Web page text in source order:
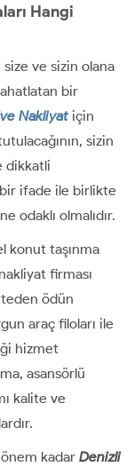
Hangi
ve sizin olana
bir
Nakliyat için
sizin
dikkatli
bir ifade ile birlikte
odaklı olmalıdır.
konut taşınma
firması
ödün
araç filoları ile
hizmet
asansörlü
kalite ve
kadar Denizli